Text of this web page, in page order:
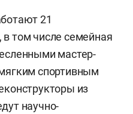
21
том числе семейная
мастер-
спортивным
из
научно-